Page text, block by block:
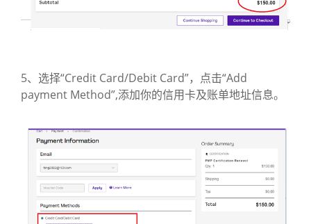
5、选择“Credit Card/Debit Card”，点击“Add
payment Method”,添加你的信用卡及账单地址信息。